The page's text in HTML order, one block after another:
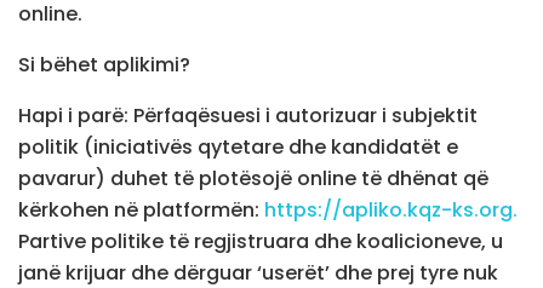
online.
Si bëhet aplikimi?
Hapi i parë: Përfaqësuesi i autorizuar i subjektit
politik (iniciativës qytetare dhe kandidatët e
pavarur) duhet të plotësojë online të dhënat që
kërkohen në platformën: https://apliko.kqz-ks.org.
Partive politike të regjistruara dhe koalicioneve, u
janë krijuar dhe dërguar ‘userët’ dhe prej tyre nuk